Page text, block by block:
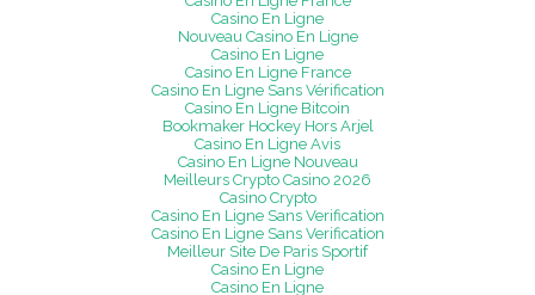
Casino En Ligne
Nouveau Casino En Ligne
Casino En Ligne
Casino En Ligne France
Casino En Ligne Sans Vérification
Casino En Ligne Bitcoin
Bookmaker Hockey Hors Arjel
Casino En Ligne Avis
Casino En Ligne Nouveau
Meilleurs Crypto Casino 2026
Casino Crypto
Casino En Ligne Sans Verification
Casino En Ligne Sans Verification
Meilleur Site De Paris Sportif
Casino En Ligne
Casino En Ligne